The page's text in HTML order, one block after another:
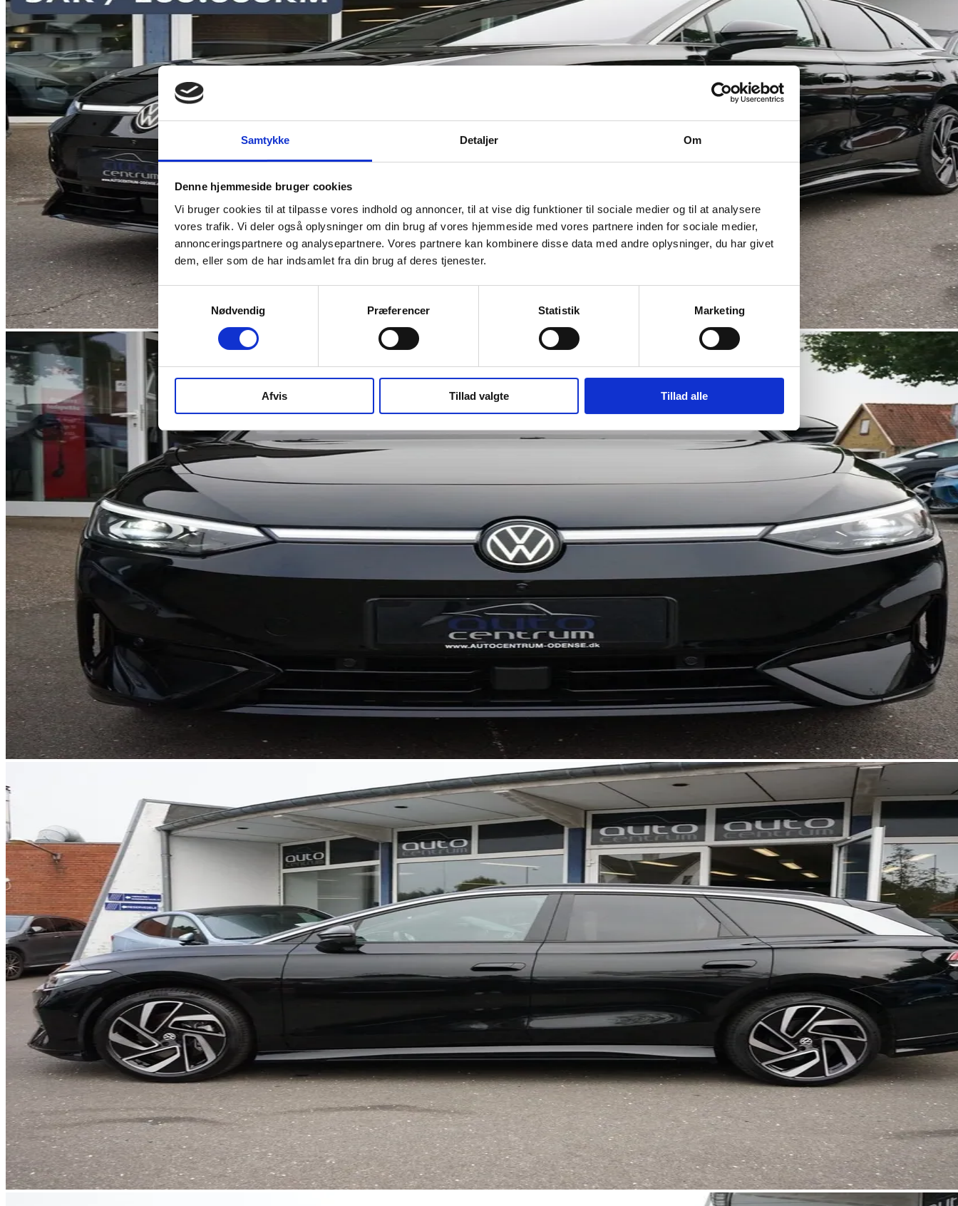
Samtykke Detaljer Om
Denne hjemmeside bruger cookies
Vi bruger cookies til at tilpasse vores indhold og annoncer, til at vise dig funktioner til sociale medier og til at analysere
vores trafik. Vi deler også oplysninger om din brug af vores hjemmeside med vores partnere inden for sociale medier,
annonceringspartnere og analysepartnere. Vores partnere kan kombinere disse data med andre oplysninger, du har givet
dem, eller som de har indsamlet fra din brug af deres tjenester.
Nødvendig
Præferencer Statistik Marketing
Afvis Tillad valgte Tillad alle